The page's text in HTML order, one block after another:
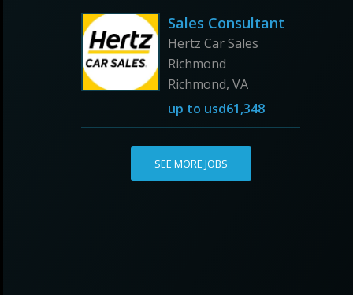
Sales Consultant
Hertz Car Sales
Richmond
Richmond, VA
up to usd61,348
SEE MORE JOBS